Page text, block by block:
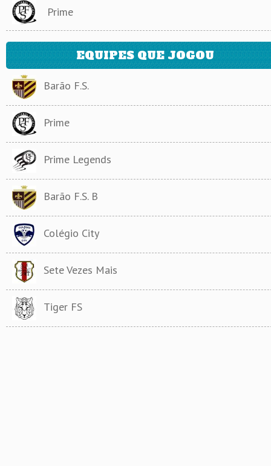
Prime
EQUIPES QUE JOGOU
Barão F.S.
Prime
Prime Legends
Barão F.S. B
Colégio City
Sete Vezes Mais
Tiger FS